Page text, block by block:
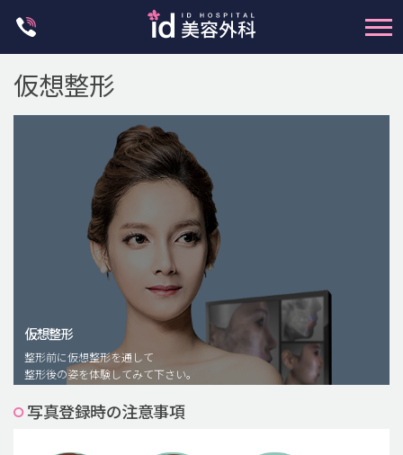
脂肪注入(アンチエイジング)
豊胸手術・バストアップ
プチ整形
仮想整形
仮想整形
整形前に仮想整形を通して
整形後の姿を体験してみて下さい。
写真登録時の注意事項